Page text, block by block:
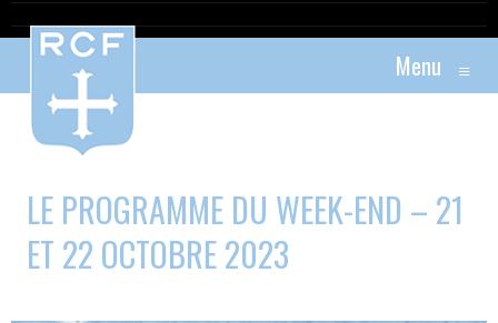
Menu ≡
LE PROGRAMME DU WEEK-END – 21
ET 22 OCTOBRE 2023